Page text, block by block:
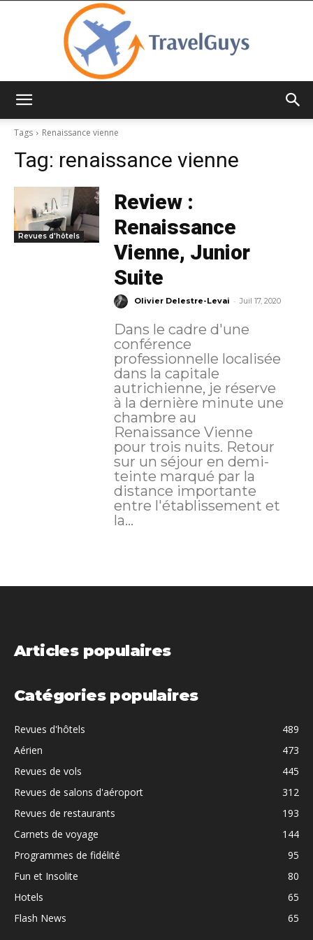
Tags
Renaissance vienne
Tag: renaissance vienne
Revues d'hôtels
Review :
Renaissance
Vienne, Junior
Suite
Olivier Delestre-Levai - Juil 17, 2020
Dans le cadre d'une
conférence
professionnelle localisée
dans la capitale
autrichienne, je réserve
à la dernière minute une
chambre au
Renaissance Vienne
pour trois nuits. Retour
sur un séjour en demi-
teinte marqué par la
distance importante
entre l'établissement et
la...
Articles populaires
Catégories populaires
Revues d'hôtels
489
Aérien
473
Revues de vols
445
Revues de salons d'aéroport
312
Revues de restaurants
193
Carnets de voyage
144
Programmes de fidélité
95
Fun et Insolite
80
Hotels
65
Flash News
65